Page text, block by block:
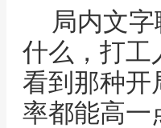
局内文
什么，打工
看到那种开
率都能高一